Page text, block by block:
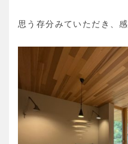
思う存分みていただき、